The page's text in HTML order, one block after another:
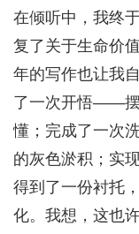
在倾听中，我终
复了关于生命价
年的写作也让我
了一次开悟——摆
懂；完成了一次
的灰色淤积；实
得到了一份衬托
化。我想，这也